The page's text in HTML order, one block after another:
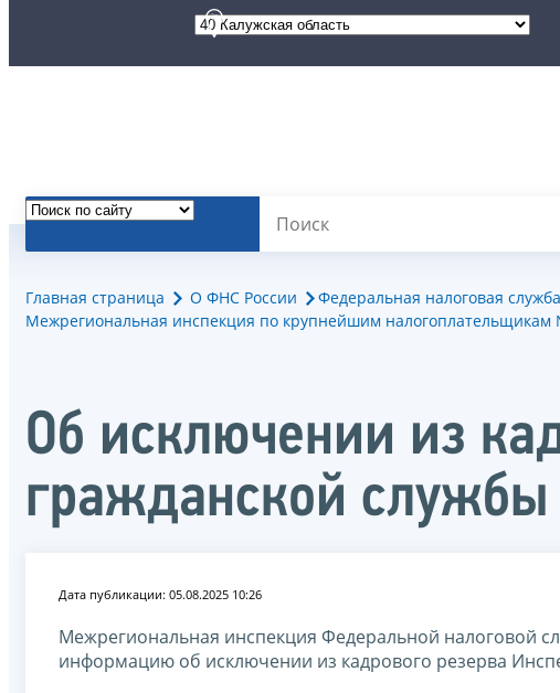
Главная страница О ФНС России Федеральная налоговая служба
Межрегиональная инспекция по крупнейшим налогоплательщикам
Об исключении из
гражданской
Дата публикации: 05.08.2025 10:26
Межрегиональная инспекция Федеральной налоговой
информацию об исключении из кадрового резерва